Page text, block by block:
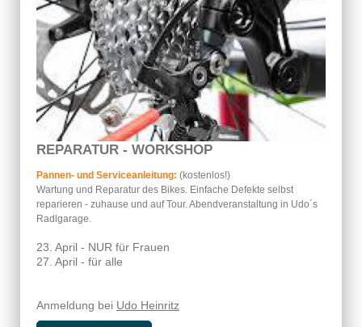
REPARATUR - WORKSHOP
Pannen- und Serviceanleitung: (kostenlos!)
Wartung und Reparatur des Bikes. Einfache Defekte selbst
reparieren - zuhause und auf Tour. Abendveranstaltung in Udo´s
Radlgarage.
23. April - NUR für Frauen
27. April - für alle
Anmeldung bei Udo Heinritz